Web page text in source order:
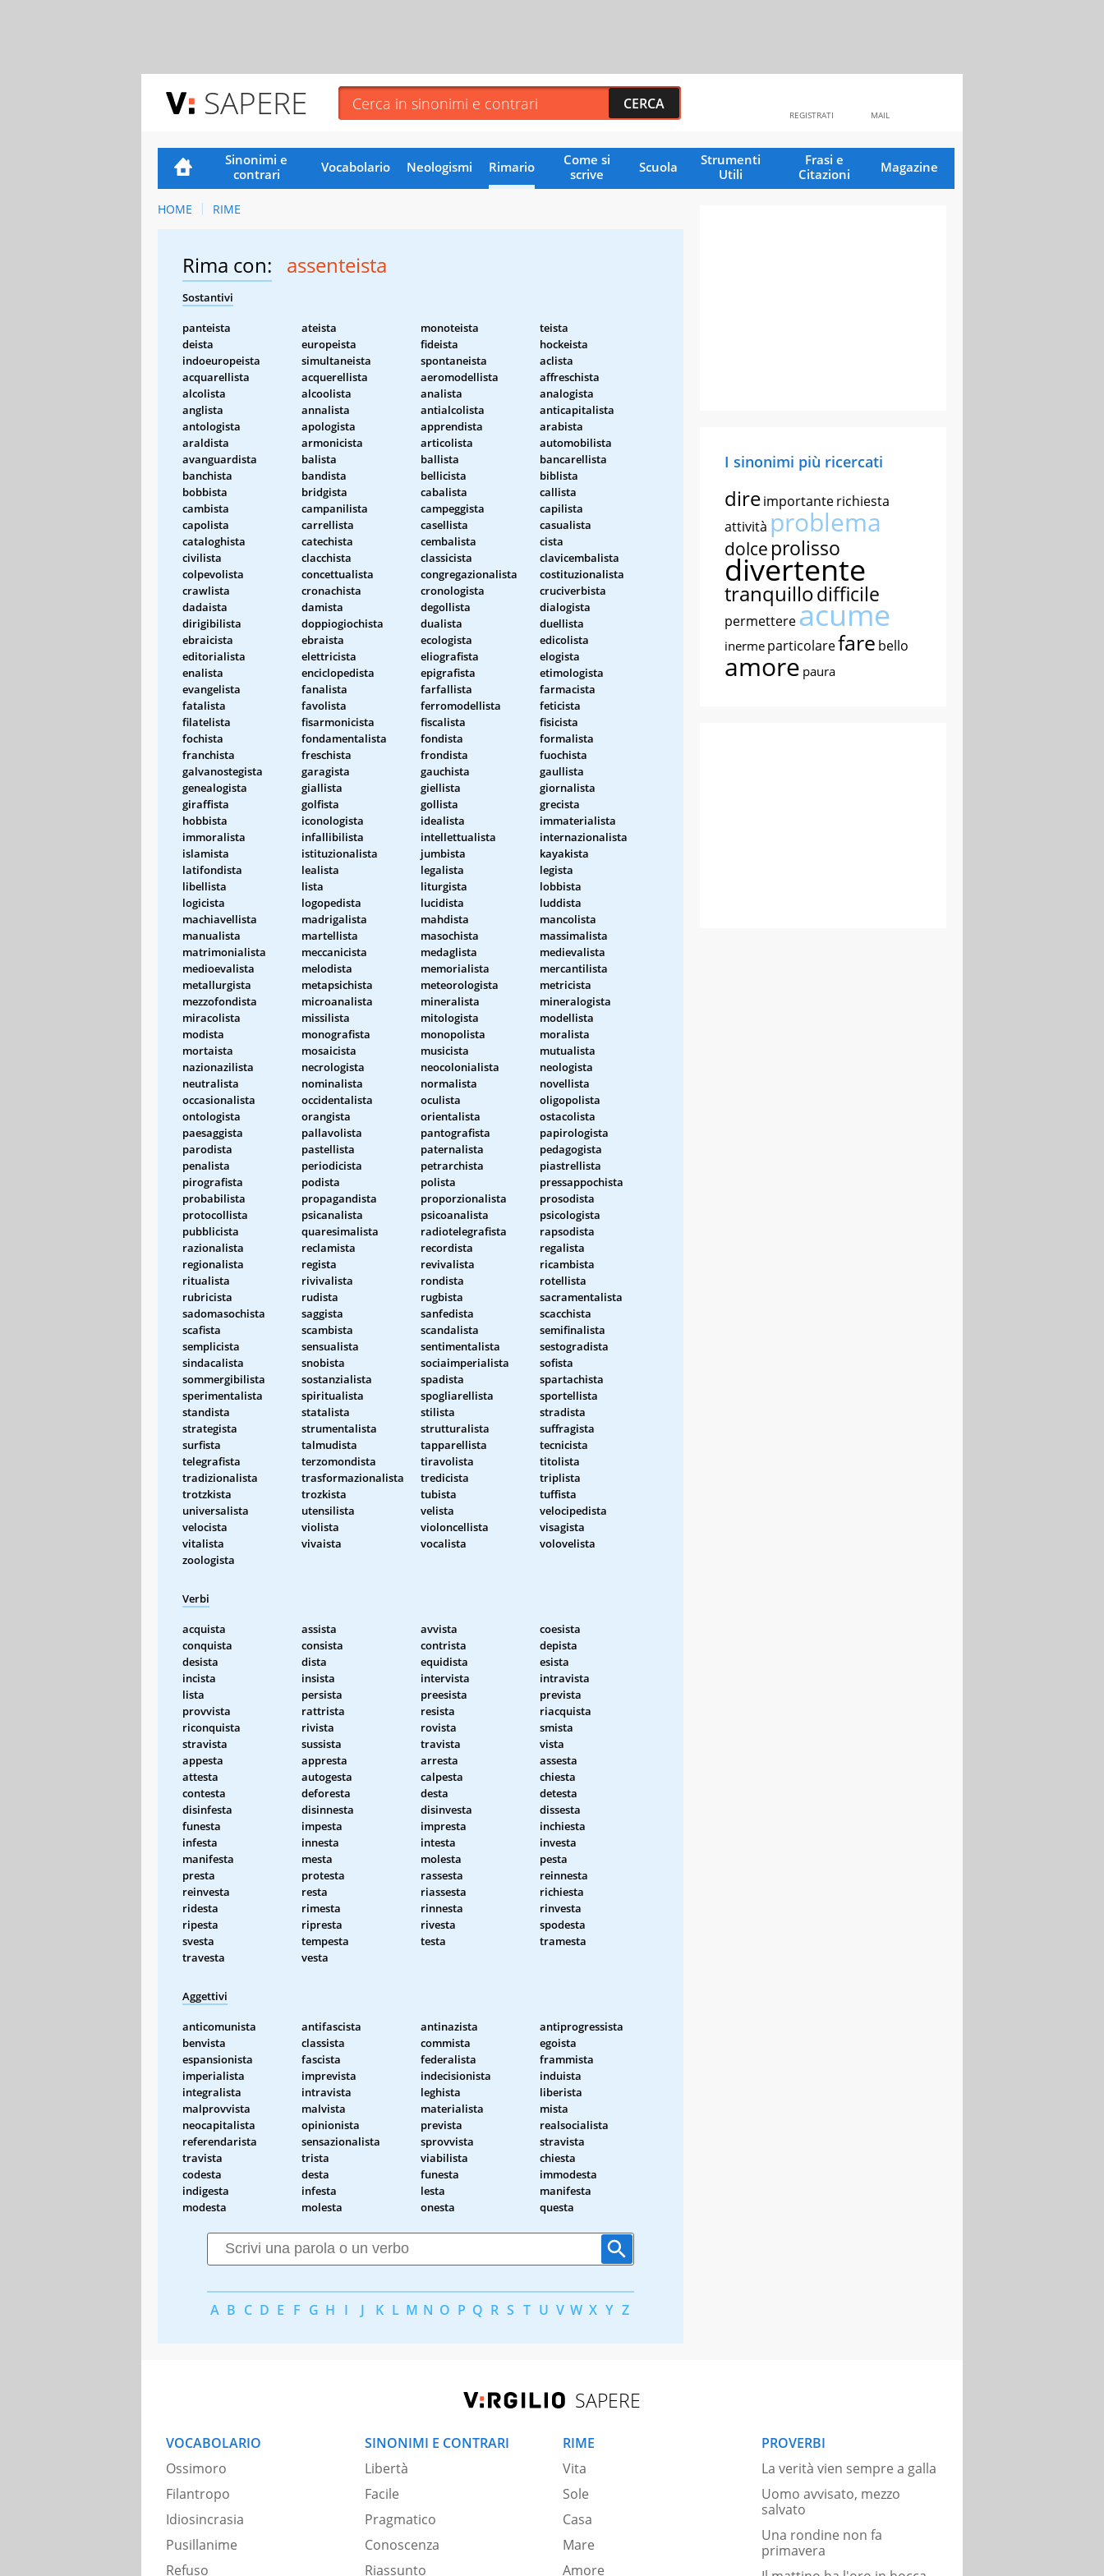
SAPERE MAIL
REGISTRATI
Sinonimi e
contrari
Vocabolario Neologismi Rimario
Come si
scrive
Scuola
Strumenti
Utili
Frasi e
Citazioni
Magazine
HOME RIME
Rima con: assenteista
Sostantivi
panteista ateista monoteista
teista
deista
europeista fideista
hockeista
indoeuropeista
simultaneista spontaneista
aclista
acquarellista
acquerellista aeromodellista
affreschista
alcolista
alcoolista analista
analogista
anglista
annalista antialcolista
anticapitalista
antologista
apologista apprendista
arabista
araldista
armonicista articolista
automobilista
avanguardista
balista ballista
bancarellista
banchista
bandista bellicista
biblista
bobbista
bridgista cabalista
callista
cambista
campanilista campeggista
capilista
capolista
carrellista casellista
casualista
cataloghista
catechista cembalista
cista
civilista
clacchista classicista
clavicembalista
colpevolista
concettualista congregazionalista
costituzionalista
crawlista
cronachista cronologista
cruciverbista
dadaista
damista degollista
dialogista
dirigibilista
doppiogiochista dualista
duellista
ebraicista
ebraista ecologista
edicolista
editorialista
elettricista eliografista
elogista
enalista
enciclopedista epigrafista
etimologista
evangelista
fanalista farfallista
farmacista
fatalista
favolista ferromodellista
feticista
filatelista
fisarmonicista fiscalista
fisicista
fochista
fondamentalista fondista
formalista
franchista
freschista frondista
fuochista
galvanostegista
garagista gauchista
gaullista
genealogista
giallista giellista
giornalista
giraffista
golfista gollista
grecista
hobbista
iconologista idealista
immaterialista
immoralista
infallibilista intellettualista
internazionalista
islamista
istituzionalista jumbista
kayakista
latifondista
lealista legalista
legista
libellista
lista liturgista
lobbista
logicista
logopedista lucidista
luddista
machiavellista
madrigalista mahdista
mancolista
manualista
martellista masochista
massimalista
matrimonialista
meccanicista medaglista
medievalista
medioevalista
melodista memorialista
mercantilista
metallurgista
metapsichista meteorologista
metricista
mezzofondista
microanalista mineralista
mineralogista
miracolista
missilista mitologista
modellista
modista
monografista monopolista
moralista
mortaista
mosaicista musicista
mutualista
nazionazilista
necrologista neocolonialista
neologista
neutralista
nominalista normalista
novellista
occasionalista
occidentalista oculista
oligopolista
ontologista
orangista orientalista
ostacolista
paesaggista
pallavolista pantografista
papirologista
parodista
pastellista paternalista
pedagogista
penalista
periodicista petrarchista
piastrellista
pirografista
podista polista
pressappochista
probabilista
propagandista proporzionalista
prosodista
protocollista
psicanalista psicoanalista
psicologista
pubblicista
quaresimalista radiotelegrafista
rapsodista
razionalista
reclamista recordista
regalista
regionalista
regista revivalista
ricambista
ritualista
rivivalista rondista
rotellista
rubricista
rudista rugbista
sacramentalista
sadomasochista
saggista sanfedista
scacchista
scafista
scambista scandalista
semifinalista
semplicista
sensualista sentimentalista
sestogradista
sindacalista
snobista sociaimperialista
sofista
sommergibilista
sostanzialista spadista
spartachista
sperimentalista
spiritualista spogliarellista
sportellista
standista
statalista stilista
stradista
strategista
strumentalista strutturalista
suffragista
surfista
talmudista tapparellista
tecnicista
telegrafista
terzomondista tiravolista
titolista
tradizionalista
trasformazionalista tredicista
triplista
trotzkista
trozkista tubista
tuffista
universalista
utensilista velista
velocipedista
velocista
violista violoncellista
visagista
vitalista
vivaista vocalista
volovelista
zoologista
Verbi
acquista assista avvista
coesista
conquista
consista contrista
depista
desista
dista equidista
esista
incista
insista intervista
intravista
lista
persista preesista
prevista
provvista
rattrista resista
riacquista
riconquista
rivista rovista
smista
stravista
sussista travista
vista
appesta
appresta arresta
assesta
attesta
autogesta calpesta
chiesta
contesta
deforesta desta
detesta
disinfesta
disinnesta disinvesta
dissesta
funesta
impesta impresta
inchiesta
infesta
innesta intesta
investa
manifesta
mesta molesta
pesta
presta
protesta rassesta
reinnesta
reinvesta
resta riassesta
richiesta
ridesta
rimesta rinnesta
rinvesta
ripesta
ripresta rivesta
spodesta
svesta
tempesta testa
tramesta
travesta
vesta
Aggettivi
anticomunista antifascista antinazista
antiprogressista
benvista
classista commista
egoista
espansionista
fascista federalista
frammista
imperialista
imprevista indecisionista
induista
integralista
intravista leghista
liberista
malprovvista
malvista materialista
mista
neocapitalista
opinionista prevista
realsocialista
referendarista
sensazionalista sprovvista
stravista
travista
trista viabilista
chiesta
codesta
desta funesta
immodesta
indigesta
infesta lesta
manifesta
modesta
molesta onesta questa
A B C D E F G H I J K L M N O P Q R S T U V W X Y Z
I sinonimi più ricercati
direimportanterichiesta
attività problema
dolce prolisso
divertente
tranquillodifficile
permettereacume
inerme particolarefare bello
amore paura
SAPERE
VOCABOLARIO
Ossimoro
Filantropo
Idiosincrasia
Pusillanime
Refuso
SINONIMI E CONTRARI
Libertà
Facile
Pragmatico
Conoscenza
Riassunto
RIME
Vita
Sole
Casa
Mare
Amore
PROVERBI
La verità vien sempre a galla
Uomo avvisato, mezzo
salvato
Una rondine non fa
primavera